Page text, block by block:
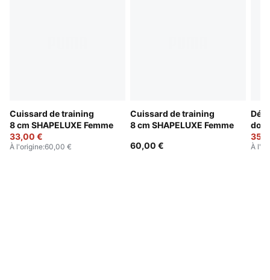
Cuissard de training
8 cm SHAPELUXE Femme
33,00 €
À l'origine:60,00 €
Cuissard de training
8 cm SHAPELUXE Femme
60,00 €
dos
À